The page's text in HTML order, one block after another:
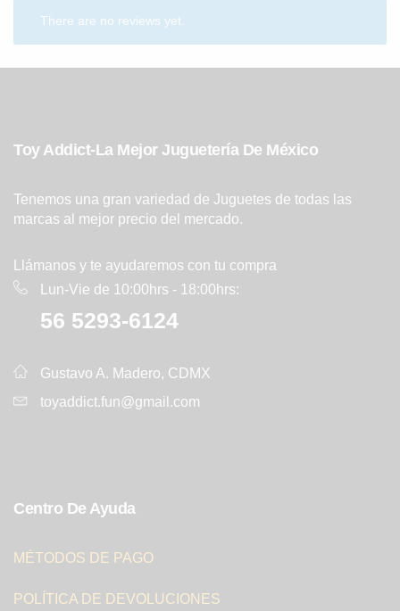
There are no reviews yet.
Toy Addict-La Mejor Juguetería De México
Tenemos una gran variedad de Juguetes de todas las
marcas al mejor precio del mercado.
Llámanos y te ayudaremos con tu compra
Lun-Vie de 10:00hrs - 18:00hrs:
56 5293-6124
Gustavo A. Madero, CDMX
toyaddict.fun@gmail.com
Centro De Ayuda
MÉTODOS DE PAGO
POLÍTICA DE DEVOLUCIONES